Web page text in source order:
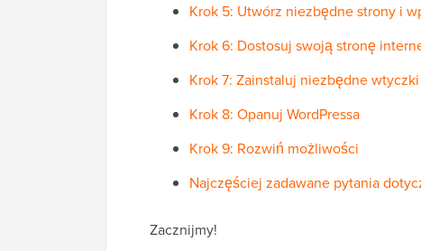
Krok 5: Utwórz niezbędne strony i
Krok 6: Dostosuj swoją stronę
Krok 7: Zainstaluj niezbędne wtyczki
Krok 8: Opanuj WordPressa
Krok 9: Rozwiń możliwości
Najczęściej zadawane pytania
Zacznijmy!